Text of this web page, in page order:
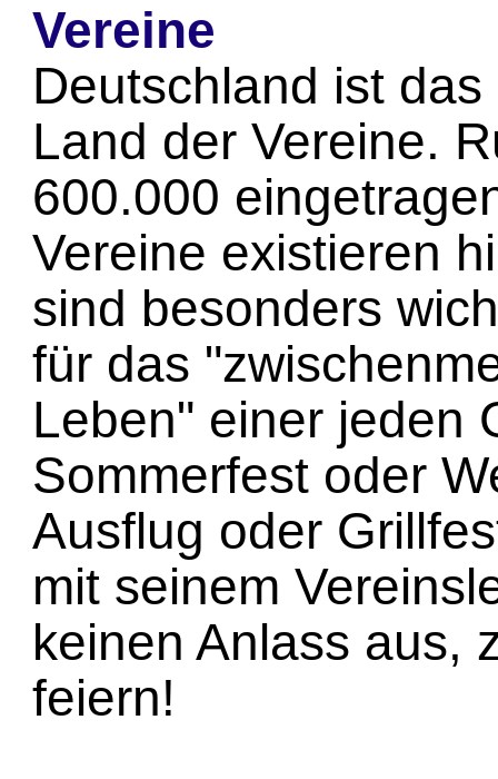
Vereine
Deutschland ist das
Land der Vereine.
600.000
Vereine existieren
sind besonders
für das
Leben" einer jeden
Sommerfest oder
Ausflug oder
mit seinem
keinen Anlass aus,
feiern!